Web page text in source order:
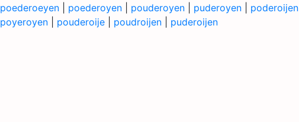
poederoeyen
poederoyen pouderoyen puderoyen poderoijen
poyeroyen
pouderoije poudroijen puderoijen